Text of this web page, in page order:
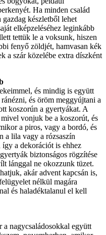
Ha minden család
készletből lehet
elképzeléséhez leginkább
tettük le a voksunk, hiszen
fenyő zöldjét, hamvasan kék
a szár közelébe extra díszként
és mindig is együtt
és öröm meggyújtani a
koszorún a gyertyákat. A
vonjuk be a koszorút, és
a piros, vagy a bordó, és
a lila vagy a rózsaszín
a dekorációt is ehhez
biztonságos rögzítése
lánggal ne okozzunk tüzet.
akár advent kapcsán is,
nélkül magára
és haladéktalanul el kell
a nagycsaládosokkal együtt